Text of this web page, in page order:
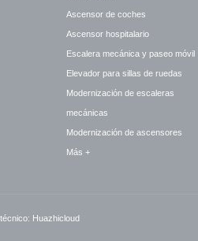
Ascensor de coches
Ascensor hospitalario
Escalera mecánica y paseo móvil
Elevador para sillas de ruedas
Modernización de escaleras
mecánicas
Modernización de ascensores
Más +
Huazhicloud